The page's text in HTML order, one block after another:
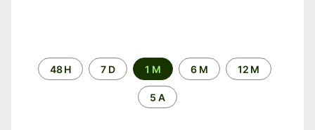
Periodo48 H 7 D 1 M 6 M 12 M
5 A